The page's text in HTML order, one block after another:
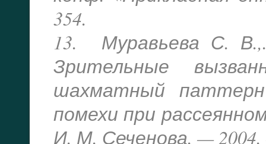
354.
13. Муравьева С.
Зрительные
шахматный
помехи при
И. М. Сеченова. —